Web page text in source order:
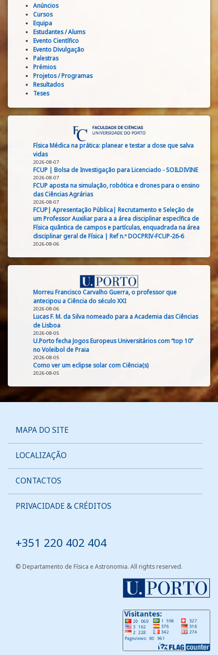
Anúncios
Cursos
Equipa
Estudantes / Alums
Evento Científico
Evento Divulgação
Palestras
Prémios
Projetos / Programas
Resultados
Teses
Física Médica na prática: planear e testar a dose que salva
vidas
2026-08-07
FCUP | Bolsa de Investigação para Licenciado - SOILDIVINE
2026-08-07
FCUP aposta na simulação, robótica e drones para o ensino
das Ciências Agrárias
2026-08-07
FCUP| Apresentação Pública| Recrutamento e Seleção de
um Professor Auxiliar para a a área disciplinar específica de
Física quântica de campos e partículas, enquadrada na área
disciplinar geral de Física | Ref n.º DOCPRIV-FCUP-26-6
2026-08-06
Morreu Francisco Carvalho Guerra, o professor que
antecipou a Ciência do século XXI
2026-08-06
Lucas F. M. da Silva nomeado para a Academia das Ciências
de Lisboa
2026-08-05
U.Porto fecha Jogos Europeus Universitários com “top 10”
no Voleibol de Praia
2026-08-05
Como ver um eclipse solar com Ciência(s)
2026-08-05
MAPA DO SITE
LOCALIZAÇÃO
CONTACTOS
PRIVACIDADE & CRÉDITOS
Tel:
+351 220 402 404
© Departamento de Física e Astronomia. All rights reserved.